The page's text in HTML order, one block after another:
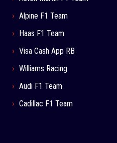
Alpine F1 Team
Haas F1 Team
Visa Cash App RB
Williams Racing
Audi F1 Team
Cadillac F1 Team